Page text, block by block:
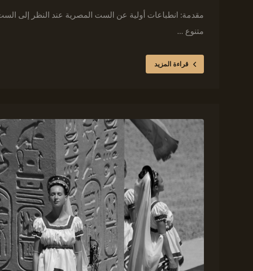
مقدمة: انطباعات أولية عن الست المصرية عند النظر إلى
متنوع ...
قراءة المزيد